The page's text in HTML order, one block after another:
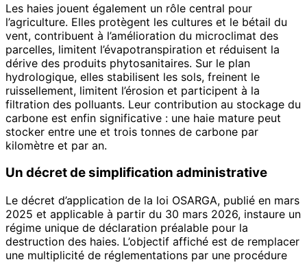
Les haies jouent également un rôle central pour
l’agriculture. Elles protègent les cultures et le bétail du
vent, contribuent à l’amélioration du microclimat des
parcelles, limitent l’évapotranspiration et réduisent la
dérive des produits phytosanitaires. Sur le plan
hydrologique, elles stabilisent les sols, freinent le
ruissellement, limitent l’érosion et participent à la
filtration des polluants. Leur contribution au stockage du
carbone est enfin significative : une haie mature peut
stocker entre une et trois tonnes de carbone par
kilomètre et par an.
Un décret de simplification administrative
Le décret d’application de la loi OSARGA, publié en mars
2025 et applicable à partir du 30 mars 2026, instaure un
régime unique de déclaration préalable pour la
destruction des haies. L’objectif affiché est de remplacer
une multiplicité de réglementations par une procédure